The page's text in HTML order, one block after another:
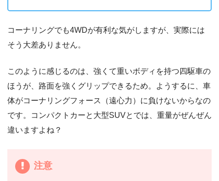
コーナリングでも4WDが有利な気がしますが、実際には
そう大差ありません。
このように感じるのは、強くて重いボディを持つ四駆車の
ほうが、路面を強くグリップできるため。ようするに、車
体がコーナリングフォース（遠心力）に負けないからなの
です。コンパクトカーと大型SUVとでは、重量がぜんぜん
違いますよね？
注意